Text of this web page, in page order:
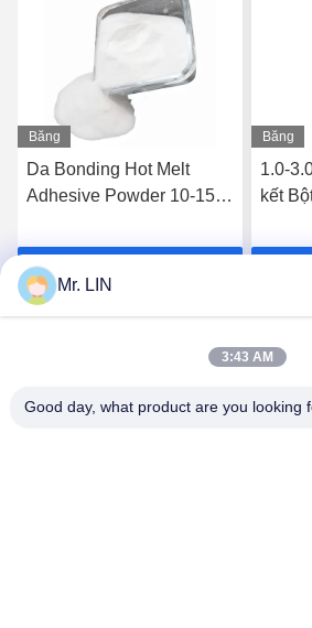
Băng
Da Bonding Hot Melt
Adhesive Powder 10-15
Nhận giá tốt nhất
Băng
1.0-
kết
Mr. LIN
3:43 AM
Good day, what product are you looking